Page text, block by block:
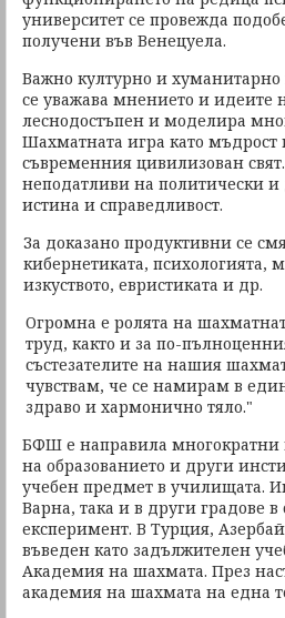
университет се провежда
получени във Венецуела.
Важно културно и хуманитарно
се уважава мнението и идеите
леснодостъпен и моделира
Шахматната игра като мъдрост
съвременния цивилизован
неподатливи на политически
истина и справедливост.
За доказано продуктивни се
кибернетиката, психологията,
изкуството, евристиката и др.
Огромна е ролята на
труд, както и за по-
състезателите на нашия
чувствам, че се намирам в
здраво и хармонично тяло."
БФШ е направила многократни
на образованието и други
учебен предмет в училищата.
Варна, така и в други градове
експеримент. В Турция,
въведен като задължителен
Академия на шахмата. През
академия на шахмата на една